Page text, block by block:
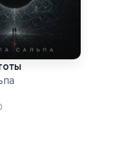
рейтинг 0 на основе 0